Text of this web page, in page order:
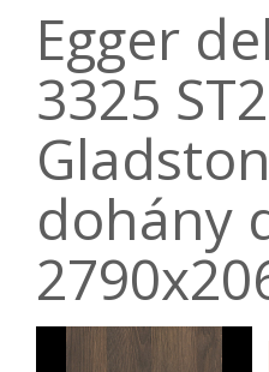
Egger
3325
dohány